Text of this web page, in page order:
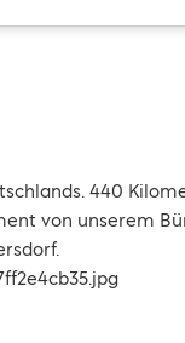
440
von unserem